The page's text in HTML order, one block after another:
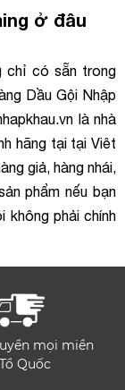
ở đâu
chỉ có sẵn trong
Dầu Gội Nhập
là nhà
hãng tại tại Viêt
giả, hàng nhái,
phẩm nếu bạn
không phải chính
mọi miền
Tổ Quốc